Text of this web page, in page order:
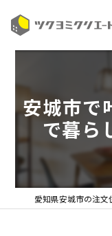
安城市で
で暮ら